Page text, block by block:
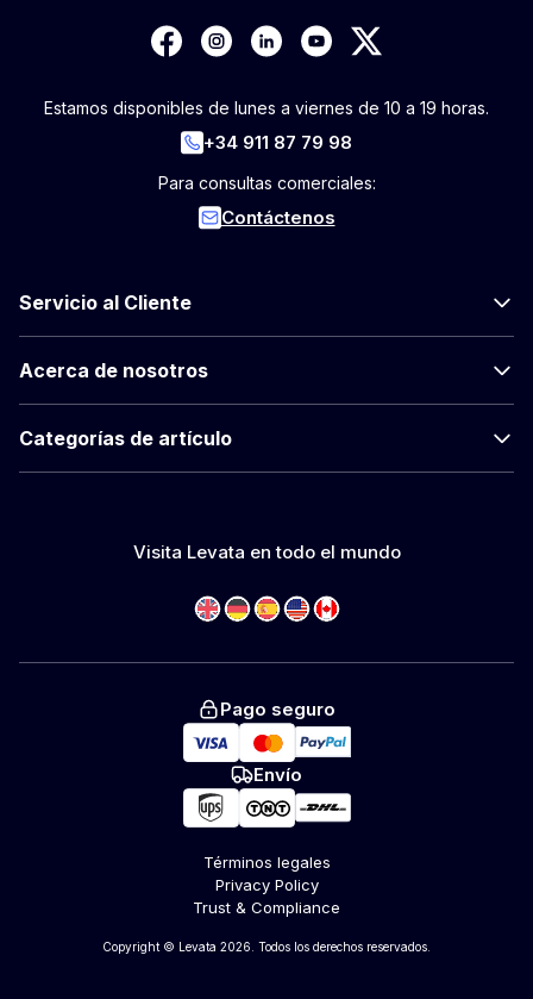
Estamos disponibles de lunes a viernes de 10 a 19 horas.
+34 911 87 79 98
Para consultas comerciales:
Contáctenos
Servicio al Cliente
Acerca de nosotros
Categorías de artículo
Visita Levata en todo el mundo
Pago seguro
Envío
Términos legales
Privacy Policy
Trust & Compliance
Copyright © Levata 2026. Todos los derechos reservados.